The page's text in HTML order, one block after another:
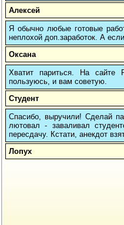
Алексей
Я обычно любые готовые
неплохой доп.заработок. А
Оксана
Хватит париться. На
пользуюсь, и вам советую.
Студент
Спасибо, выручили! Сделай
лютовал - заваливал
пересдачу. Кстати, анекдот
Лопух